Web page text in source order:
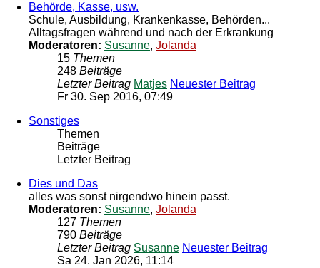
Behörde, Kasse, usw.
Schule, Ausbildung, Krankenkasse, Behörden...
Alltagsfragen während und nach der Erkrankung
Moderatoren: Susanne, Jolanda
15 Themen
248 Beiträge
Letzter Beitrag Matjes Neuester Beitrag
Fr 30. Sep 2016, 07:49
Sonstiges
Themen
Beiträge
Letzter Beitrag
Dies und Das
alles was sonst nirgendwo hinein passt.
Moderatoren: Susanne, Jolanda
127 Themen
790 Beiträge
Letzter Beitrag Susanne Neuester Beitrag
Sa 24. Jan 2026, 11:14